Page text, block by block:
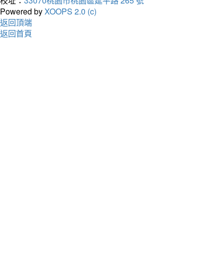
Powered byXOOPS 2.0 (c)
返回頂端
返回首頁